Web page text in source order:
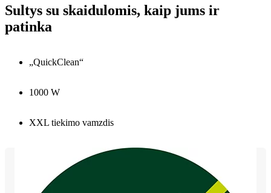
Sultys su skaidulomis, kaip jums ir
patinka
„QuickClean“
1000 W
XXL tiekimo vamzdis